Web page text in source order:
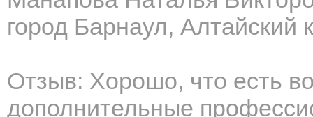
город Барнаул, Алтайский
Отзыв: Хорошо, что есть
дополнительные